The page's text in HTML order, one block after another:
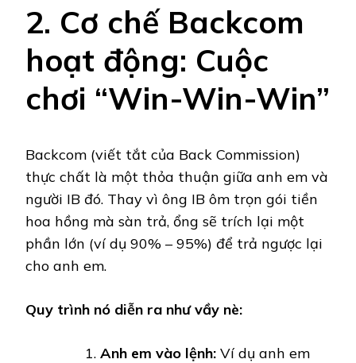
2. Cơ chế Backcom
hoạt động: Cuộc
chơi “Win-Win-Win”
Backcom (viết tắt của Back Commission)
thực chất là một thỏa thuận giữa anh em và
người IB đó. Thay vì ông IB ôm trọn gói tiền
hoa hồng mà sàn trả, ổng sẽ trích lại một
phần lớn (ví dụ 90% – 95%) để trả ngược lại
cho anh em.
Quy trình nó diễn ra như vầy nè:
Anh em vào lệnh: Ví dụ anh em